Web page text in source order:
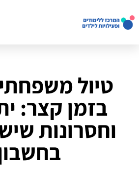
טיול
בזמן קצר:
וחסרונות